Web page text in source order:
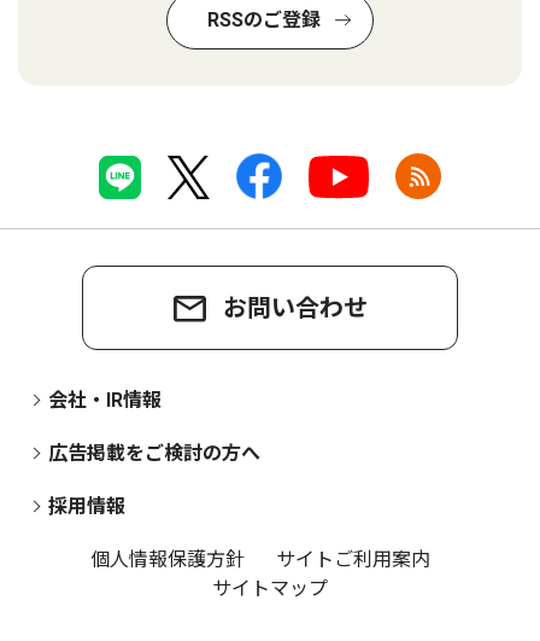
RSSのご登録
お問い合わせ
会社・IR情報
広告掲載をご検討の方へ
採用情報
個人情報保護方針
サイトご利用案内
サイトマップ